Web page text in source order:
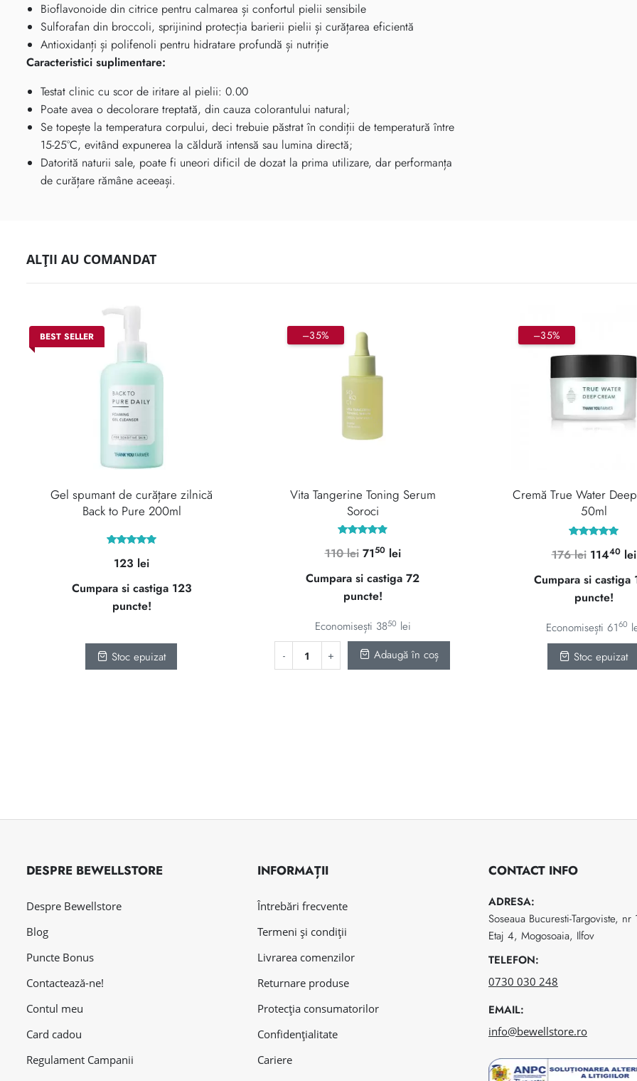
Bioflavonoide din citrice pentru calmarea și confortul pielii sensibile
Sulforafan din broccoli, sprijinind protecția barierii pielii și curățarea eficientă
Antioxidanți și polifenoli pentru hidratare profundă și nutriție
Caracteristici suplimentare:
Testat clinic cu scor de iritare al pielii: 0.00
Poate avea o decolorare treptată, din cauza colorantului natural;
Se topește la temperatura corpului, deci trebuie păstrat în condiții de temperatură între
15-25°C, evitând expunerea la căldură intensă sau lumina directă;
Datorită naturii sale, poate fi uneori dificil de dozat la prima utilizare, dar performanța
de curățare rămâne aceeași.
ALȚII AU COMANDAT
BEST SELLER
Gel spumant de curățare zilnică
Back to Pure 200ml
5.00
din 5
123 lei
Cumpara si castiga 123
puncte!
Stoc epuizat
–35%
Vita Tangerine Toning Serum
Soroci
4.92
din 5
110lei Prețul
inițial
fost:
110 lei.
7150 leiPrețul
curent
Cumpara si castiga 72
puncte!
Economisești 3850 lei
Adaugă în coș
–35%
Cremă True Water
50ml
5.00
din 5
176lei Prețul
inițial
fost:
176 lei.
11440 lei
Cumpara si castiga
puncte!
Economisești 6160
Stoc epuizat
DESPRE BEWELLSTORE
Despre Bewellstore
Blog
Puncte Bonus
Contactează-ne!
Contul meu
Card cadou
Regulament Campanii
INFORMAȚII
Întrebări frecvente
Termeni și condiții
Livrarea comenzilor
Returnare produse
Protecția consumatorilor
Confidențialitate
Cariere
CONTACT INFO
ADRESA:
Soseaua Bucuresti-Targoviste,
Etaj 4, Mogosoaia, Ilfov
TELEFON:
0730 030 248
EMAIL:
info@bewellstore.ro